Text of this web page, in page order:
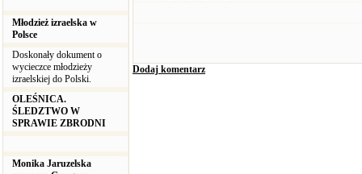
Młodzież izraelska w
Polsce
Doskonały dokument o
wycieczce młodzieży
izraelskiej do Polski.
OLEŚNICA.
ŚLEDZTWO W
SPRAWIE ZBRODNI
Monika Jaruzelska
Dodaj komentarz